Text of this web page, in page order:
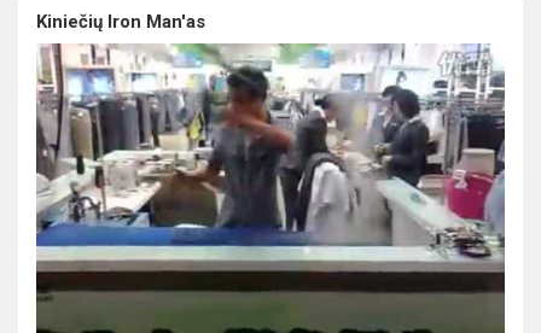
Kiniečių Iron Man'as